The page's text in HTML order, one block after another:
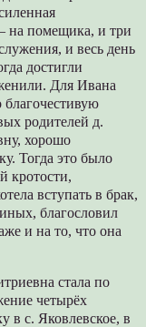
на помещика, и три
и весь день
достигли
Для Ивана
благочестивую
родителей д.
хорошо
Тогда это было
кротости,
вступать в брак,
благословил
и на то, что она
стала по
четырёх
в с. Яковлевское, в